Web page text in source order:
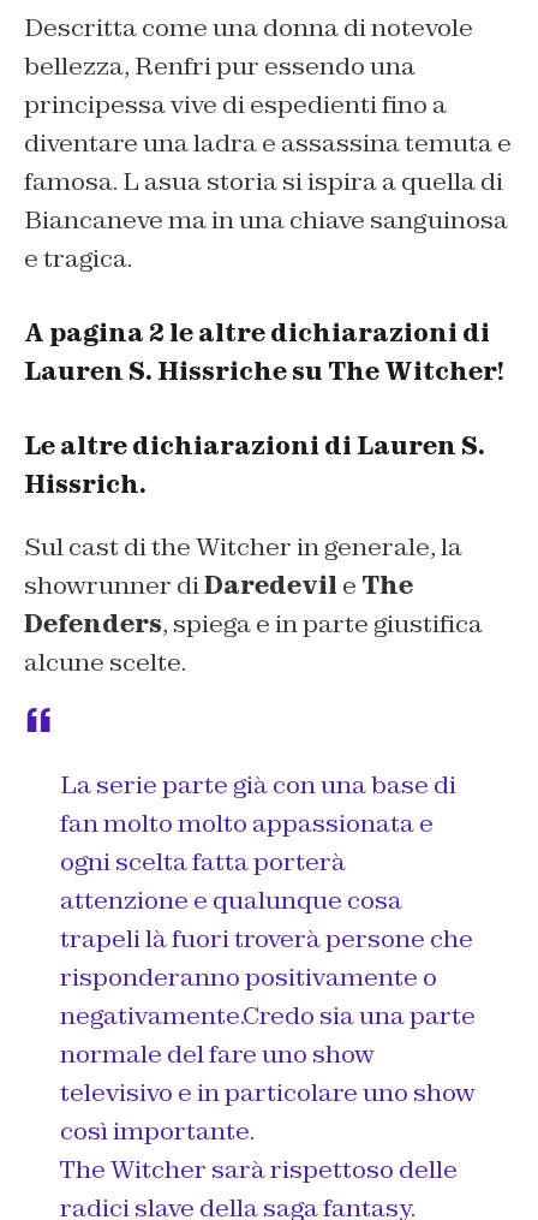
Descritta come una donna di notevole
bellezza, Renfri pur essendo una
principessa vive di espedienti fino a
diventare una ladra e assassina temuta e
famosa. L asua storia si ispira a quella di
Biancaneve ma in una chiave sanguinosa
e tragica.
A pagina 2 le altre dichiarazioni di
Lauren S. Hissriche su The Witcher!
Le altre dichiarazioni di Lauren S.
Hissrich.
Sul cast di the Witcher in generale, la
showrunner diDaredevil e The
Defenders, spiega e in parte giustifica
alcune scelte.
La serie parte già con una base di
fan molto molto appassionata e
ogni scelta fatta porterà
attenzione e qualunque cosa
trapeli là fuori troverà persone che
risponderanno positivamente o
negativamente.Credo sia una parte
normale del fare uno show
televisivo e in particolare uno show
così importante.
The Witcher sarà rispettoso delle
radici slave della saga fantasy.